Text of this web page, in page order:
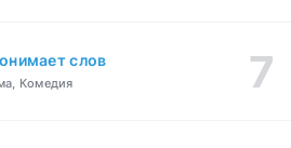
слов
Комедия